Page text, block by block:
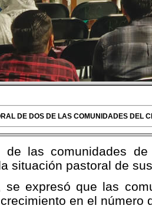
DE DOS DE LAS COMUNIDADES DEL
de las comunidades
situación pastoral de
se expresó que las
en el número